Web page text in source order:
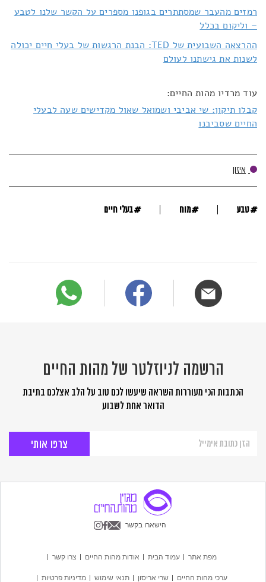
רמזים מהעבר שמסתתרים בגופנו מספרים על הקשר שלנו לטבע
– וליקום בכלל
ההרצאה השבועית של TED: הבנת הרגשות של בעלי חיים יכולה
לשנות את גישתנו לעולם
עוד מרדיו מהות החיים:
קבלו תיקון: שי אביבי ושמואל שאול מקדישים שעה לבעלי
החיים שסביבנו
איזון
#טבע #מוח #בעלי חיים
הרשמה לניוזלטר של מהות החיים
הכתבות הכי מעוררות השראה שיעשו לכם טוב על הלב אצלכם בתיבת
הדואר אחת לשבוע
לניוזלטר
החיים
הישארו בקשר
מפת אתר עמוד הבית אודות מהות החיים צרו קשר
ערכי מהות החיים שרי אריסון תנאי שימוש מדיניות פרטיות